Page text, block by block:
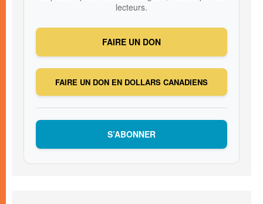
lecteurs.
FAIRE UN DON
FAIRE UN DON EN DOLLARS CANADIENS
S’ABONNER